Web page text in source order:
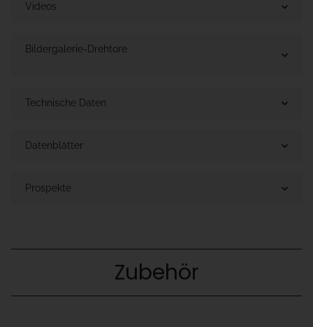
Videos
Bildergalerie-Drehtore
Technische Daten
Datenblätter
Prospekte
Zubehör